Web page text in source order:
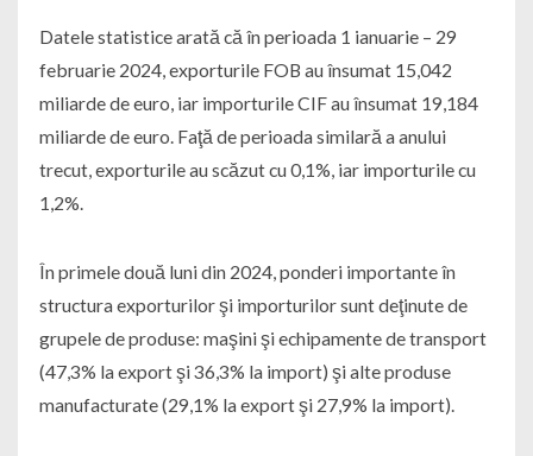
Datele statistice arată că în perioada 1 ianuarie – 29
februarie 2024, exporturile FOB au însumat 15,042
miliarde de euro, iar importurile CIF au însumat 19,184
miliarde de euro. Faţă de perioada similară a anului
trecut, exporturile au scăzut cu 0,1%, iar importurile cu
1,2%.
În primele două luni din 2024, ponderi importante în
structura exporturilor şi importurilor sunt deţinute de
grupele de produse: maşini şi echipamente de transport
(47,3% la export şi 36,3% la import) şi alte produse
manufacturate (29,1% la export şi 27,9% la import).